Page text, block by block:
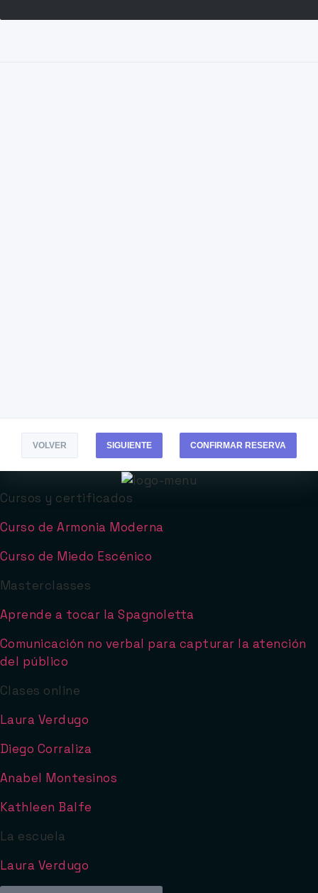
VOLVER SIGUIENTE CONFIRMAR RESERVA
Cursos y certificados
Curso de Armonia Moderna
Curso de Miedo Escénico
Masterclasses
Aprende a tocar la Spagnoletta
Comunicación no verbal para capturar la atención
del público
Clases online
Laura Verdugo
Diego Corraliza
Anabel Montesinos
Kathleen Balfe
La escuela
Laura Verdugo